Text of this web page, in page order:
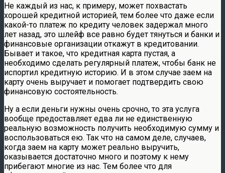
Не каждый из нас, к примеру, может похвастать
хорошей кредитной историей, тем более что даже если
какой-то платеж по кредиту человек задержал много
лет назад, это шлейф все равно будет тянуться и банки и
финансовые организации откажут в кредитовании.
Бывает и такое, что кредитная карта пустая, а
необходимо сделать регулярный платеж, чтобы банк не
испортил кредитную историю. И в этом случае заем на
карту очень выручает и помогает подтвердить свою
финансовую состоятельность.
Ну а если деньги нужны очень срочно, то эта услуга
вообще предоставляет едва ли не единственную
реальную возможность получить необходимую сумму и
воспользоваться ею. Так что на самом деле, случаев,
когда заем на карту может реально выручить,
оказывается достаточно много и поэтому к нему
прибегают многие из нас. Тем более что для